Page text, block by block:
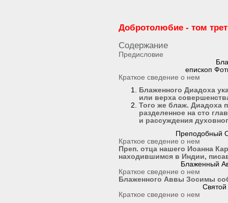
Добротолюбие - том
Содержание
Предисловие
епископ
Краткое сведение о нем
Блаженного Диадоха
или верха
Того же блаж. Диадоxа
разделенное на сто
и рассуждения
Преподобный
Краткое сведение о нем
Преп. отца нашего Иоанна
находившимся в Индии,
Блаженный
Краткое сведение о нем
Блаженного Аввы Зосимы
Краткое сведение о нем